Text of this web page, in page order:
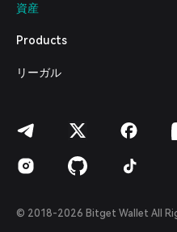
Bahasa Indonesia
Español (Argentina)
資産
Products
リーガル
© 2018-2026 Bitget Wallet All